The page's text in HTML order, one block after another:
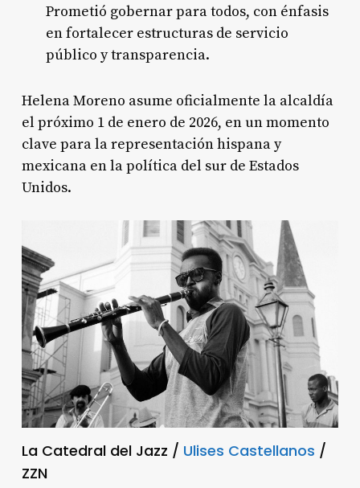
Prometió gobernar para todos, con énfasis
en fortalecer estructuras de servicio
público y transparencia.
Helena Moreno asume oficialmente la alcaldía
el próximo 1 de enero de 2026, en un momento
clave para la representación hispana y
mexicana en la política del sur de Estados
Unidos.
La Catedral del Jazz / Ulises Castellanos /
ZZN